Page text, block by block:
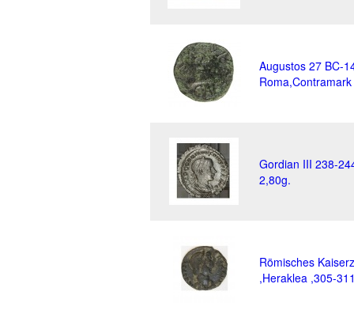
Augustos 27 BC-
Gordian III 238-
2,80g.
Römisches
,Heraklea ,305-